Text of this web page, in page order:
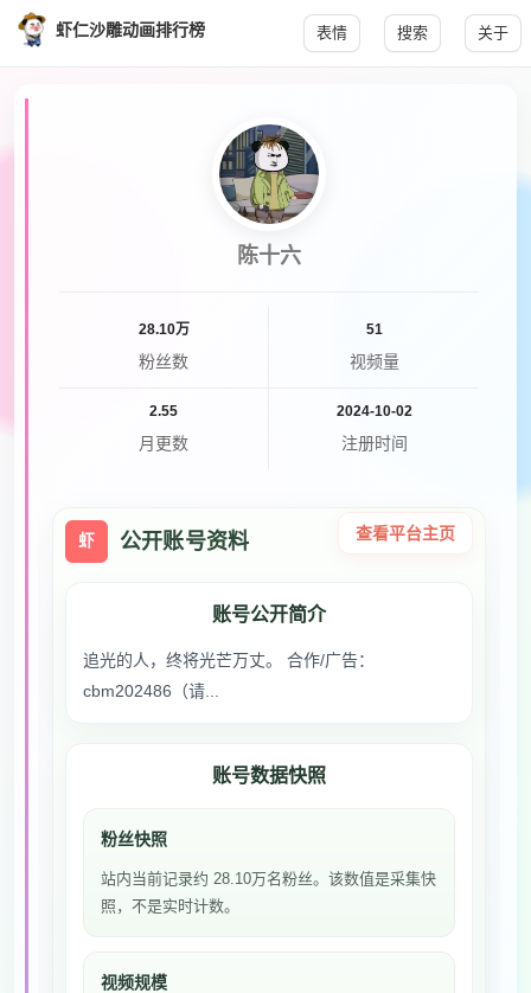
虾仁沙雕动画排行榜 表情 搜索 关于
陈十六
28.10万
粉丝数
51
视频量
2.55
月更数
2024-10-02
注册时间
虾 公开账号资料 查看平台主页
账号公开简介
追光的人，终将光芒万丈。 合作/广告：
cbm202486（请...
账号数据快照
粉丝快照
站内当前记录约 28.10万名粉丝。该数值是采集快
照，不是实时计数。
视频规模